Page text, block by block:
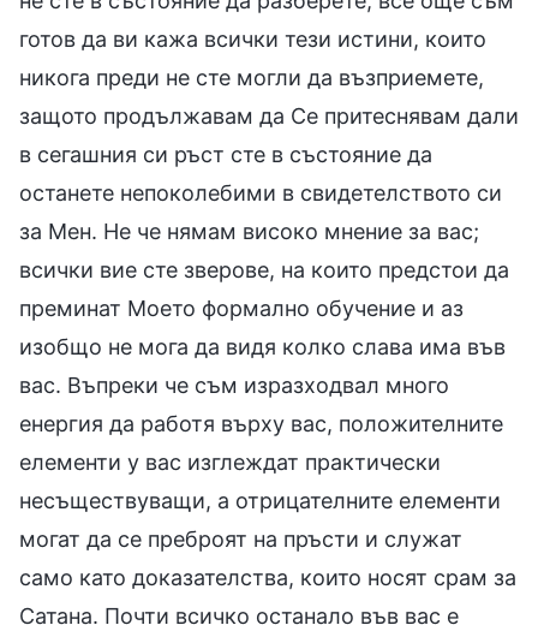
готов да ви кажа всички тези истини, които
никога преди не сте могли да възприемете,
защото продължавам да Се притеснявам дали
в сегашния си ръст сте в състояние да
останете непоколебими в свидетелството си
за Мен. Не че нямам високо мнение за вас;
всички вие сте зверове, на които предстои да
преминат Моето формално обучение и аз
изобщо не мога да видя колко слава има във
вас. Въпреки че съм изразходвал много
енергия да работя върху вас, положителните
елементи у вас изглеждат практически
несъществуващи, а отрицателните елементи
могат да се преброят на пръсти и служат
само като доказателства, които носят срам за
Сатана. Почти всичко останало във вас е